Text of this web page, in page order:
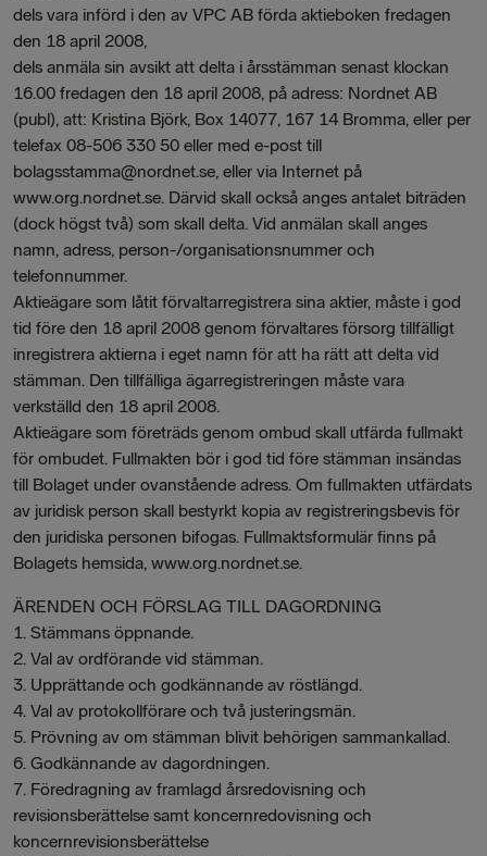
dels vara införd i den av VPC AB förda aktieboken fredagen
den 18 april 2008,
dels anmäla sin avsikt att delta i årsstämman senast klockan
16.00 fredagen den 18 april 2008, på adress: Nordnet AB
(publ), att: Kristina Björk, Box 14077, 167 14 Bromma, eller per
telefax 08-506 330 50 eller med e-post till
bolagsstamma@nordnet.se, eller via Internet på
www.org.nordnet.se. Därvid skall också anges antalet biträden
(dock högst två) som skall delta. Vid anmälan skall anges
namn, adress, person-/organisationsnummer och
telefonnummer.
Aktieägare som låtit förvaltarregistrera sina aktier, måste i god
tid före den 18 april 2008 genom förvaltares försorg tillfälligt
inregistrera aktierna i eget namn för att ha rätt att delta vid
stämman. Den tillfälliga ägarregistreringen måste vara
verkställd den 18 april 2008.
Aktieägare som företräds genom ombud skall utfärda fullmakt
för ombudet. Fullmakten bör i god tid före stämman insändas
till Bolaget under ovanstående adress. Om fullmakten utfärdats
av juridisk person skall bestyrkt kopia av registreringsbevis för
den juridiska personen bifogas. Fullmaktsformulär finns på
Bolagets hemsida, www.org.nordnet.se.
ÄRENDEN OCH FÖRSLAG TILL DAGORDNING
1. Stämmans öppnande.
2. Val av ordförande vid stämman.
3. Upprättande och godkännande av röstlängd.
4. Val av protokollförare och två justeringsmän.
5. Prövning av om stämman blivit behörigen sammankallad.
6. Godkännande av dagordningen.
7. Föredragning av framlagd årsredovisning och
revisionsberättelse samt koncernredovisning och
koncernrevisionsberättelse